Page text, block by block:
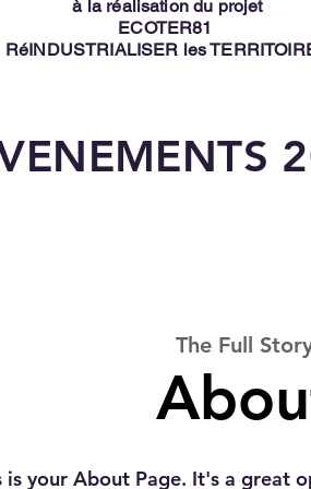
à la réalisation du projet
ECOTER81
RéINDUSTRIALISER les
The Full
is your About Page. It's a great